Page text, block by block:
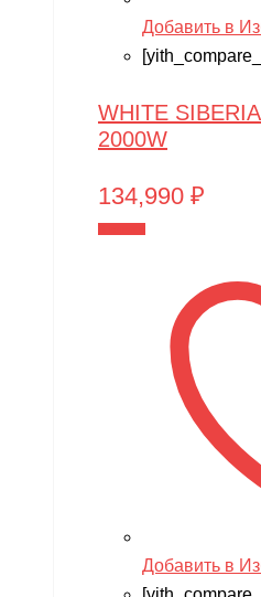
Добавить в
WHITE
2000W
134,990 ₽
Добавить в